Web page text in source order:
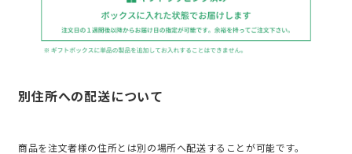
別住所への配送について
商品を注文者様の住所とは別の場所へ配送することが可能です。